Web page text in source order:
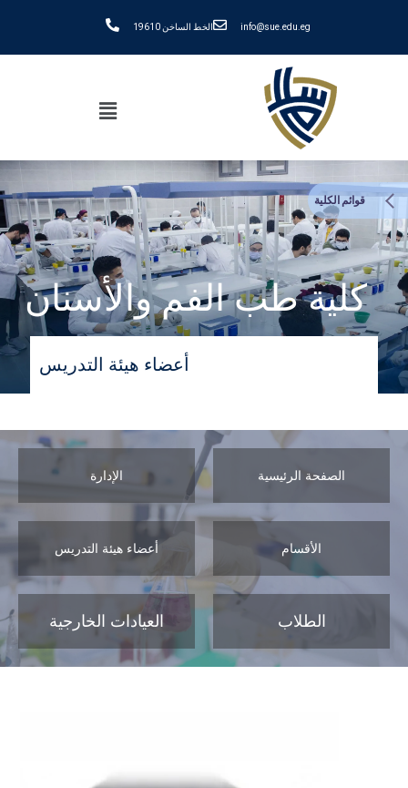
info@sue.edu.eg الخط الساخن 19610
كلية طب الفم والأسنان
أعضاء هيئة التدريس
الصفحة الرئيسية الإدارة
الأقسام أعضاء هيئة التدريس
الطلاب العيادات الخارجية
قوائم الكلية